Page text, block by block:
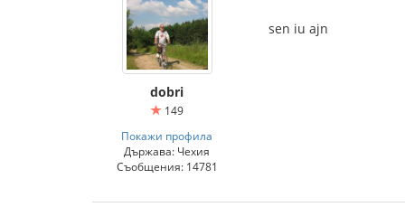
dobri
149
Покажи профила
Държава: Чехия
Съобщения: 14781
sen iu ajn